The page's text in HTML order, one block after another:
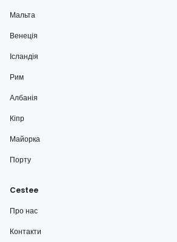
Мальта
Венеція
Ісландія
Рим
Албанія
Кіпр
Майорка
Порту
Cestee
Про нас
Контакти